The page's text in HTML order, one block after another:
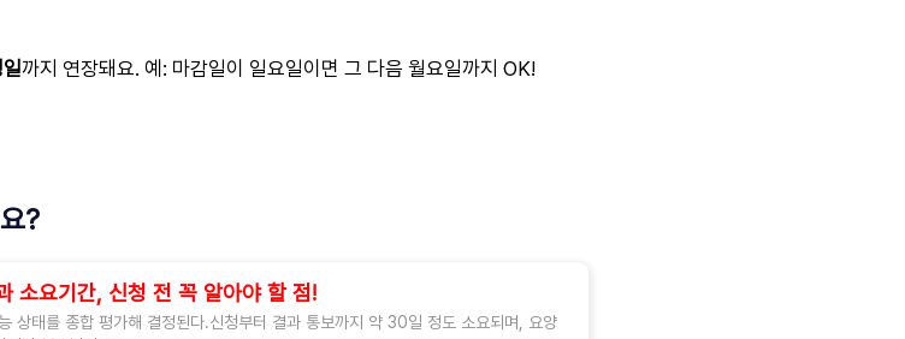
까지 연장돼요. 예: 마감일이 일요일이면 그 다음 월요일까지 OK!
?
소요기간, 신청 전 꼭 알아야 할 점!
상태를 종합 평가해 결정된다.신청부터 결과 통보까지 약 30일 정도 소요되며, 요양